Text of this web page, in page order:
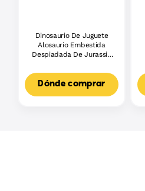
Dinosaurio De Juguete
Alosaurio Embestida
Despiadada De Jurassic
Sonido
Dónde comprar